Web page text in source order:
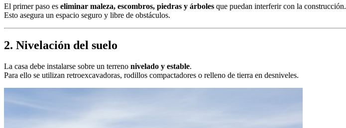
El primer paso es eliminar maleza, escombros, piedras y árboles que puedan interferir con la construcción.
Esto asegura un espacio seguro y libre de obstáculos.
2. Nivelación del suelo
La casa debe instalarse sobre un terreno nivelado y estable.
Para ello se utilizan retroexcavadoras, rodillos compactadores o relleno de tierra en desniveles.